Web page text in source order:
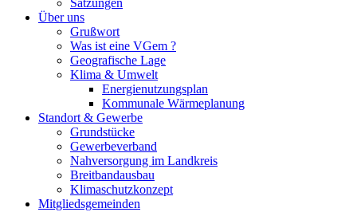
Satzungen
Über uns
Grußwort
Was ist eine VGem ?
Geografische Lage
Klima & Umwelt
Energienutzungsplan
Kommunale Wärmeplanung
Standort & Gewerbe
Grundstücke
Gewerbeverband
Nahversorgung im Landkreis
Breitbandausbau
Klimaschutzkonzept
Mitgliedsgemeinden